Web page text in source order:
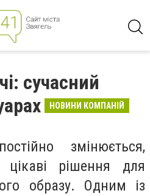
сучасний
НОВИНИ КОМПАНІЙ
змінюється,
рішення для
образу. Одним із